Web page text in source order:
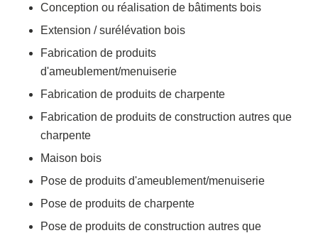
Conception ou réalisation de bâtiments bois
Extension / surélévation bois
Fabrication de produits
d'ameublement/menuiserie
Fabrication de produits de charpente
Fabrication de produits de construction autres que
charpente
Maison bois
Pose de produits d'ameublement/menuiserie
Pose de produits de charpente
Pose de produits de construction autres que